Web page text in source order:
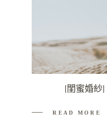
[閨蜜婚紗]
READ MORE